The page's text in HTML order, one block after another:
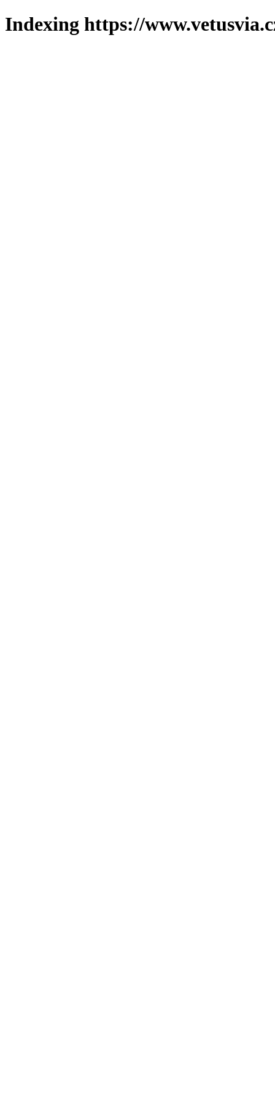
Indexing https://